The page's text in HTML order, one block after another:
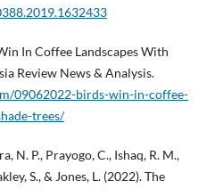
In Coffee Landscapes With
Review News & Analysis.
09062022-birds-win-in-coffee-
trees/
N. P., Prayogo, C., Ishaq, R. M.,
S., & Jones, L. (2022). The